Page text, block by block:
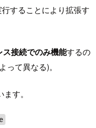
することにより拡張す
接続でのみ機能するの
って異なる)。
す。